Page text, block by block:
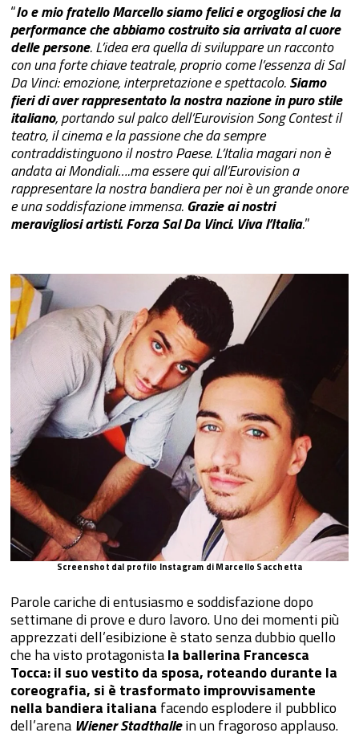
“Io e mio fratello Marcello siamo felici e orgogliosi che la
performance che abbiamo costruito sia arrivata al cuore
delle persone. L’idea era quella di sviluppare un racconto
con una forte chiave teatrale, proprio come l’essenza di Sal
Da Vinci: emozione, interpretazione e spettacolo.Siamo
fieri di aver rappresentato la nostra nazione in puro stile
italiano, portando sul palco dell’Eurovision Song Contest il
teatro, il cinema e la passione che da sempre
contraddistinguono il nostro Paese. L’Italia magari non è
andata ai Mondiali….ma essere qui all’Eurovision a
rappresentare la nostra bandiera per noi è un grande onore
e una soddisfazione immensa.Grazie ai nostri
meravigliosi artisti. Forza Sal Da Vinci. Viva l’Italia.”
Screenshot dal profilo Instagram di Marcello Sacchetta
Parole cariche di entusiasmo e soddisfazione dopo
settimane di prove e duro lavoro. Uno dei momenti più
apprezzati dell’esibizione è stato senza dubbio quello
che ha visto protagonistala ballerina Francesca
Tocca: il suo vestito da sposa, roteando durante la
coreografia, si è trasformato improvvisamente
nella bandiera italiana facendo esplodere il pubblico
dell’arena Wiener Stadthallein un fragoroso applauso.